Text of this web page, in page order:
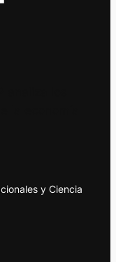
y Ciencia